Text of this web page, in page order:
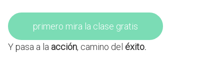
primero mira la clase gratis
Y pasa a la acción, camino del éxito.